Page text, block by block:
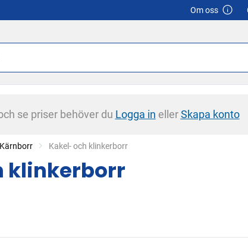
Om oss
se priser behöver du Logga in ellerSkapa konto
Current:
Kakel- och klinkerborr
klinkerborr